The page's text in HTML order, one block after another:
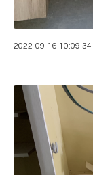
2022-09-16 10:09:34